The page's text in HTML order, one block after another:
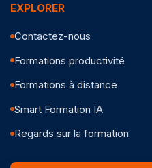
EXPLORER
Contactez-nous
Formations productivité
Formations à distance
Smart Formation IA
Regards sur la formation